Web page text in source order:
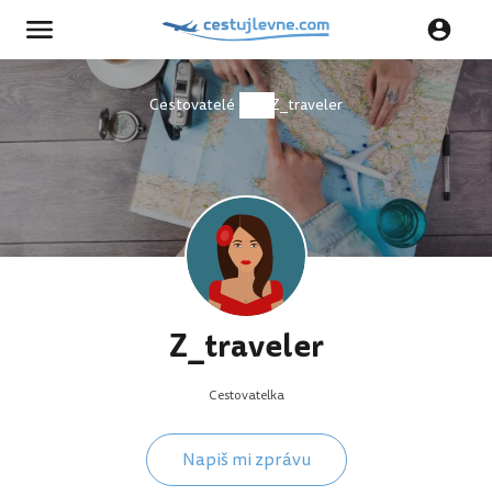
Cestovatelé Z_traveler
Z_traveler
Cestovatelka
Napiš mi zprávu